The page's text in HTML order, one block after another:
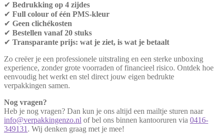
✔ Bedrukking op 4 zijdes
✔ Full colour of één PMS-kleur
✔ Geen clichékosten
✔ Bestellen vanaf 20 stuks
✔ Transparante prijs: wat je ziet, is wat je betaalt
Zo creëer je een professionele uitstraling en een sterke unboxing
experience, zonder grote voorraden of financieel risico. Ontdek hoe
eenvoudig het werkt en stel direct jouw eigen bedrukte
verpakkingen samen.
Nog vragen?
Heb je nog vragen? Dan kun je ons altijd een mailtje sturen naar
info@verpakkingenzo.nl of bel ons binnen kantooruren via 0416-
349131 . Wij denken graag met je mee!